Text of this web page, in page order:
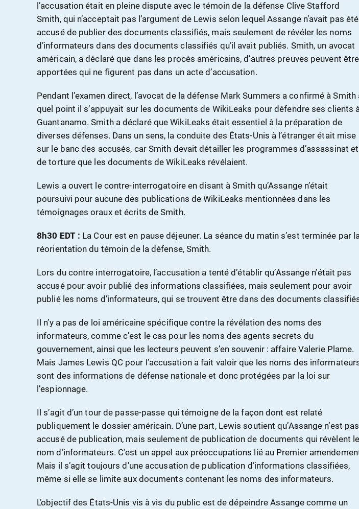
l’accusation était en pleine dispute avec le témoin de la défense Clive Stafford
Smith, qui n’acceptait pas l’argument de Lewis selon lequel Assange n’avait pas été
accusé de publier des documents classifiés, mais seulement de révéler les noms
d’informateurs dans des documents classifiés qu’il avait publiés. Smith, un avocat
américain, a déclaré que dans les procès américains, d’autres preuves peuvent être
apportées qui ne figurent pas dans un acte d’accusation.
Pendant l’examen direct, l’avocat de la défense Mark Summers a confirmé à Smith
quel point il s’appuyait sur les documents de WikiLeaks pour défendre ses clients
Guantanamo. Smith a déclaré que WikiLeaks était essentiel à la préparation de
diverses défenses. Dans un sens, la conduite des États-Unis à l’étranger était mise
sur le banc des accusés, car Smith devait détailler les programmes d’assassinat et
de torture que les documents de WikiLeaks révélaient.
Lewis a ouvert le contre-interrogatoire en disant à Smith qu’Assange n’était
poursuivi pour aucune des publications de WikiLeaks mentionnées dans les
témoignages oraux et écrits de Smith.
8h30 EDT : La Cour est en pause déjeuner. La séance du matin s’est terminée par
réorientation du témoin de la défense, Smith.
Lors du contre interrogatoire, l’accusation a tenté d’établir qu’Assange n’était pas
accusé pour avoir publié des informations classifiées, mais seulement pour avoir
publié les noms d’informateurs, qui se trouvent être dans des documents
Il n’y a pas de loi américaine spécifique contre la révélation des noms des
informateurs, comme c’est le cas pour les noms des agents secrets du
gouvernement, ainsi que les lecteurs peuvent s’en souvenir : affaire Valerie Plame.
Mais James Lewis QC pour l’accusation a fait valoir que les noms des
sont des informations de défense nationale et donc protégées par la loi sur
l’espionnage.
Il s’agit d’un tour de passe-passe qui témoigne de la façon dont est relaté
publiquement le dossier américain. D’une part, Lewis soutient qu’Assange n’est pas
accusé de publication, mais seulement de publication de documents qui révèlent le
nom d’informateurs. C’est un appel aux préoccupations lié au Premier
Mais il s’agit toujours d’une accusation de publication d’informations classifiées,
même si elle se limite aux documents contenant les noms des informateurs.
L’objectif des États-Unis vis à vis du public est de dépeindre Assange comme un